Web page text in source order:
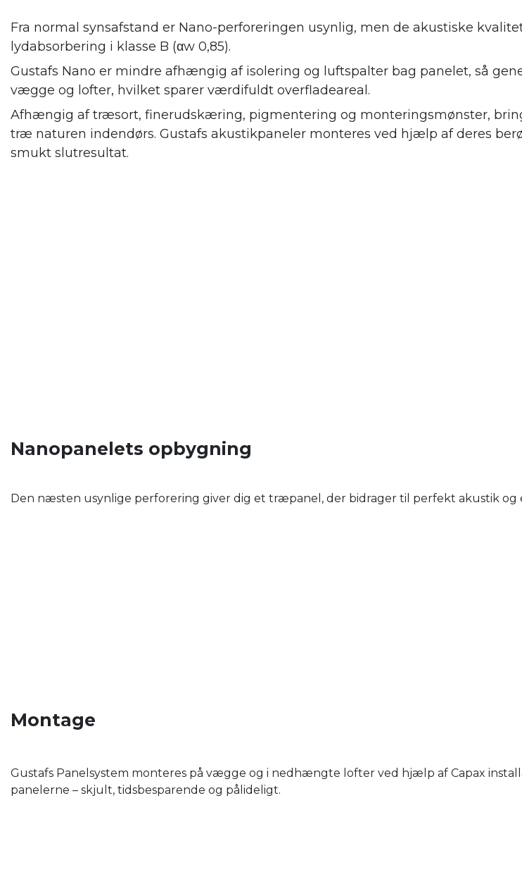
Fra normal synsafstand er Nano-perforeringen usynlig, men de akustiske
lydabsorbering i klasse B (αw 0,85).
Gustafs Nano er mindre afhængig af isolering og luftspalter bag panelet, så
vægge og lofter, hvilket sparer værdifuldt overfladeareal.
Afhængig af træsort, finerudskæring, pigmentering og monteringsmønster,
træ naturen indendørs. Gustafs akustikpaneler monteres ved hjælp af deres
smukt slutresultat.
Nanopanelets opbygning
Den næsten usynlige perforering giver dig et træpanel, der bidrager til perfekt akustik
Montage
Gustafs Panelsystem monteres på vægge og i nedhængte lofter ved hjælp af Capax
panelerne – skjult, tidsbesparende og pålideligt.